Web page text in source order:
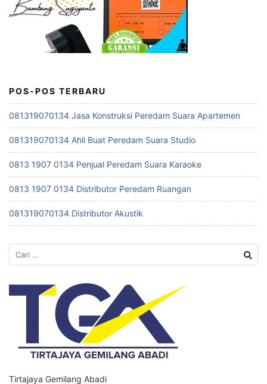
POS-POS TERBARU
081319070134 Jasa Konstruksi Peredam Suara Apartemen
081319070134 Ahli Buat Peredam Suara Studio
0813 1907 0134 Penjual Peredam Suara Karaoke
0813 1907 0134 Distributor Peredam Ruangan
081319070134 Distributor Akustik
Cari
untuk:
Tirtajaya Gemilang Abadi